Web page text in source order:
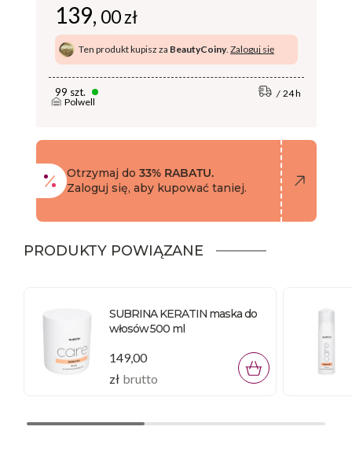
139, 00 zł
Ten produkt kupisz za BeautyCoiny. Zaloguj się
99 szt.
Polwell
24 h
Otrzymaj do 33% RABATU.
Zaloguj się, aby kupować taniej.
PRODUKTY POWIĄZANE
SUBRINA KERATIN maska do
włosów 500 ml
149,00
zł brutto